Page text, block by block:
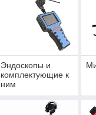
Эндоскопы и
комплектующие к
ним